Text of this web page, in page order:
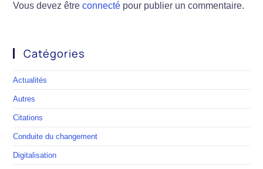
Vous devez êtreconnecté pour publier un commentaire.
Catégories
Actualités
Autres
Citations
Conduite du changement
Digitalisation